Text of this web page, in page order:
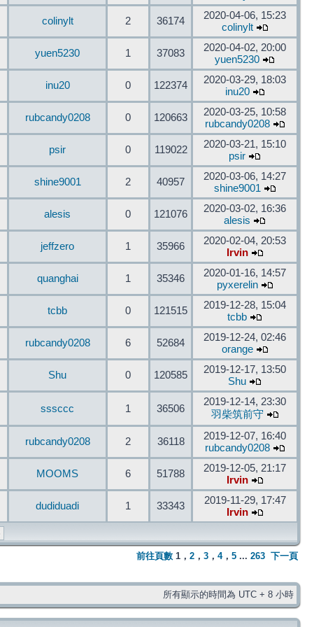
colinylt 2 36174
2020-04-06, 15:23
colinylt
yuen5230 1 37083
2020-04-02, 20:00
yuen5230
inu20 0 122374
2020-03-29, 18:03
inu20
rubcandy0208 0 120663
2020-03-25, 10:58
rubcandy0208
psir 0 119022
2020-03-21, 15:10
psir
shine9001 2 40957
2020-03-06, 14:27
shine9001
alesis 0 121076
2020-03-02, 16:36
alesis
jeffzero 1 35966
2020-02-04, 20:53
Irvin
quanghai 1 35346
2020-01-16, 14:57
pyxerelin
tcbb 0 121515
2019-12-28, 15:04
tcbb
rubcandy0208 6 52684
2019-12-24, 02:46
orange
Shu 0 120585
2019-12-17, 13:50
Shu
sssccc 1 36506
2019-12-14, 23:30
羽柴筑前守
rubcandy0208 2 36118
2019-12-07, 16:40
rubcandy0208
MOOMS 6 51788
2019-12-05, 21:17
Irvin
dudiduadi 1 33343
2019-11-29, 17:47
Irvin
前往頁數 1 ， 2 ， 3 ， 4， 5 ... 263 下一頁
所有顯示的時間為 UTC + 8 小時